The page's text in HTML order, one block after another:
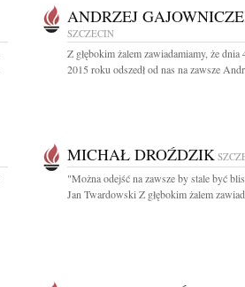
ANDRZEJ
SZCZECIN
Z głębokim żalem zawiadamiamy, że dnia
2015 roku odszedł od nas na zawsze
MICHAŁ DROŹDZIK
"Można odejść na zawsze by stale być
Jan Twardowski Z głębokim żalem